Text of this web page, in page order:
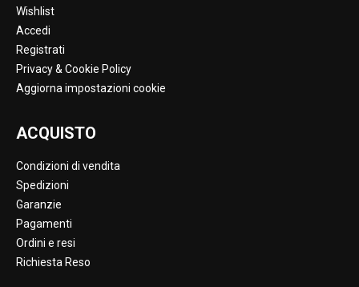
Wishlist
Accedi
Registrati
Privacy & Cookie Policy
Aggiorna impostazioni cookie
ACQUISTO
Condizioni di vendita
Spedizioni
Garanzie
Pagamenti
Ordini e resi
Richiesta Reso